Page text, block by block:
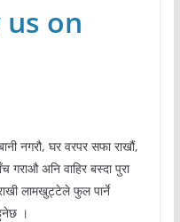
on
नगरौ, घर वरपर सफा राखौं,
गराऔ अनि वाहिर बस्दा पुरा
लामखुट्टेले फुल पार्ने
।